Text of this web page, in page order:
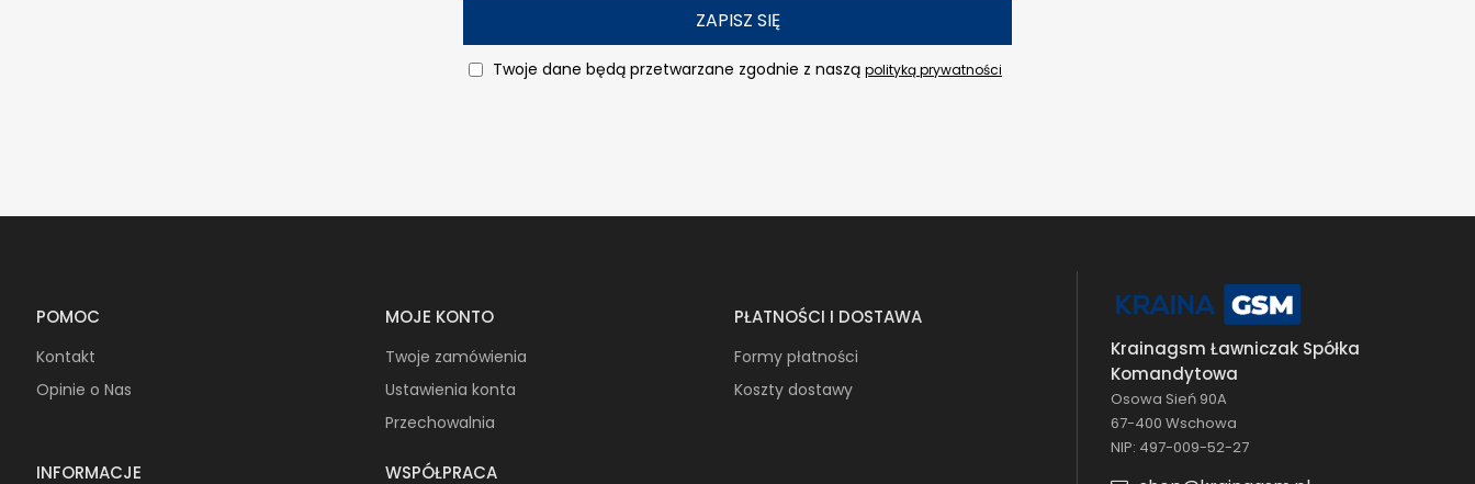
ZAPISZ SIĘ
Twoje dane będą przetwarzane zgodnie z naszą polityką prywatności
POMOC
Kontakt
Opinie o Nas
MOJE KONTO
Twoje zamówienia
Ustawienia konta
Przechowalnia
PŁATNOŚCI I DOSTAWA
Formy płatności
Koszty dostawy
INFORMACJE WSPÓŁPRACA
Krainagsm Ławniczak Spółka
Komandytowa
Osowa Sień 90A
67-400 Wschowa
NIP: 497-009-52-27